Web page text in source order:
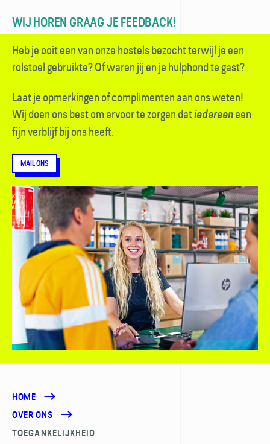
WIJ HOREN GRAAG JE FEEDBACK!
Heb je ooit een van onze hostels bezocht terwijl je een
rolstoel gebruikte? Of waren jij en je hulp­hond te gast?
Laat je opmerkingen of complimenten aan ons weten!
Wij doen ons best om ervoor te zorgen datiedereeneen
fijn verblijf bij ons heeft.
MAIL ONS
HOME
OVER ONS
TOEGANKELIJKHEID